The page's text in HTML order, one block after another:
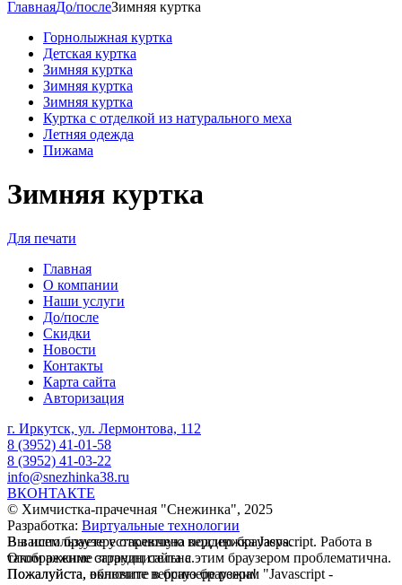
ГлавнаяДо/послеЗимняя куртка
Горнолыжная куртка
Детская куртка
Зимняя куртка
Зимняя куртка
Зимняя куртка
Куртка с отделкой из натурального меха
Летняя одежда
Пижама
Зимняя куртка
Для печати
Главная
О компании
Наши услуги
До/после
Скидки
Новости
Контакты
Карта сайта
Авторизация
г. Иркутск, ул. Лермонтова, 112
8 (3952) 41-01-58
8 (3952) 41-03-22
info@snezhinka38.ru
ВКОНТАКТЕ
© Химчистка-прачечная "Cнежинка", 2025
Разработка: Виртуальные технологии
В вашем браузере отключена поддержка Jasvscript. Работа в
таком режиме затруднительна.
Пожалуйста, включите в браузере режим "Javascript -
Вы используете устаревшую версию браузера.
Отображение страниц сайта с этим браузером проблематична.
Пожалуйста, обновите версию браузера!